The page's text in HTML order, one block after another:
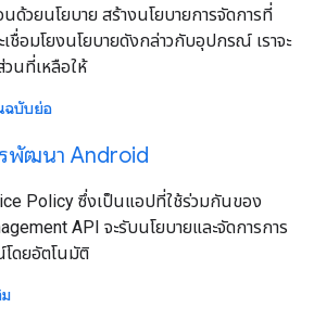
ด้วยนโยบาย สร้างนโยบายการจัดการที่
เชื่อมโยงนโยบายดังกล่าวกับอุปกรณ์ เราจะ
วนที่เหลือให้
ฉบับย่อ
พัฒนา Android
Policy ซึ่งเป็นแอปที่ใช้ร่วมกันของ
API จะรับนโยบายและจัดการการ
ดยอัตโนมัติ